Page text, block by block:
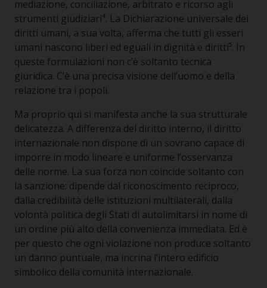
mediazione, conciliazione, arbitrato e ricorso agli
strumenti giudiziari⁴. La Dichiarazione universale dei
diritti umani, a sua volta, afferma che tutti gli esseri
umani nascono liberi ed eguali in dignità e diritti⁵. In
queste formulazioni non c’è soltanto tecnica
giuridica. C’è una precisa visione dell’uomo e della
relazione tra i popoli.
Ma proprio qui si manifesta anche la sua strutturale
delicatezza. A differenza del diritto interno, il diritto
internazionale non dispone di un sovrano capace di
imporre in modo lineare e uniforme l’osservanza
delle norme. La sua forza non coincide soltanto con
la sanzione: dipende dal riconoscimento reciproco,
dalla credibilità delle istituzioni multilaterali, dalla
volontà politica degli Stati di autolimitarsi in nome di
un ordine più alto della convenienza immediata. Ed è
per questo che ogni violazione non produce soltanto
un danno puntuale, ma incrina l’intero edificio
simbolico della comunità internazionale.